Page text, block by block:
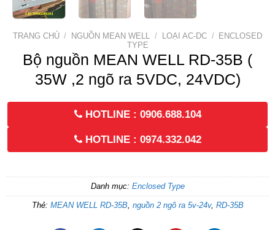
TRANG CHỦ / NGUỒN MEAN WELL / LOẠI AC-DC /
ENCLOSED
TYPE
Bộ nguồn MEAN WELL RD-35B (
35W ,2 ngõ ra 5VDC, 24VDC)
HOTLINE : 0906.688.104
HOTLINE : 0974.332.042
Danh mục: Enclosed Type
Thẻ: MEAN WELL RD-35B, nguồn 2 ngõ ra 5v-24v, RD-35B